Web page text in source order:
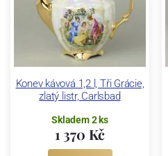
Konev kávová 1,2 l, Tři Grácie,
zlatý listr, Carlsbad
Skladem 2 ks
1 370 Kč